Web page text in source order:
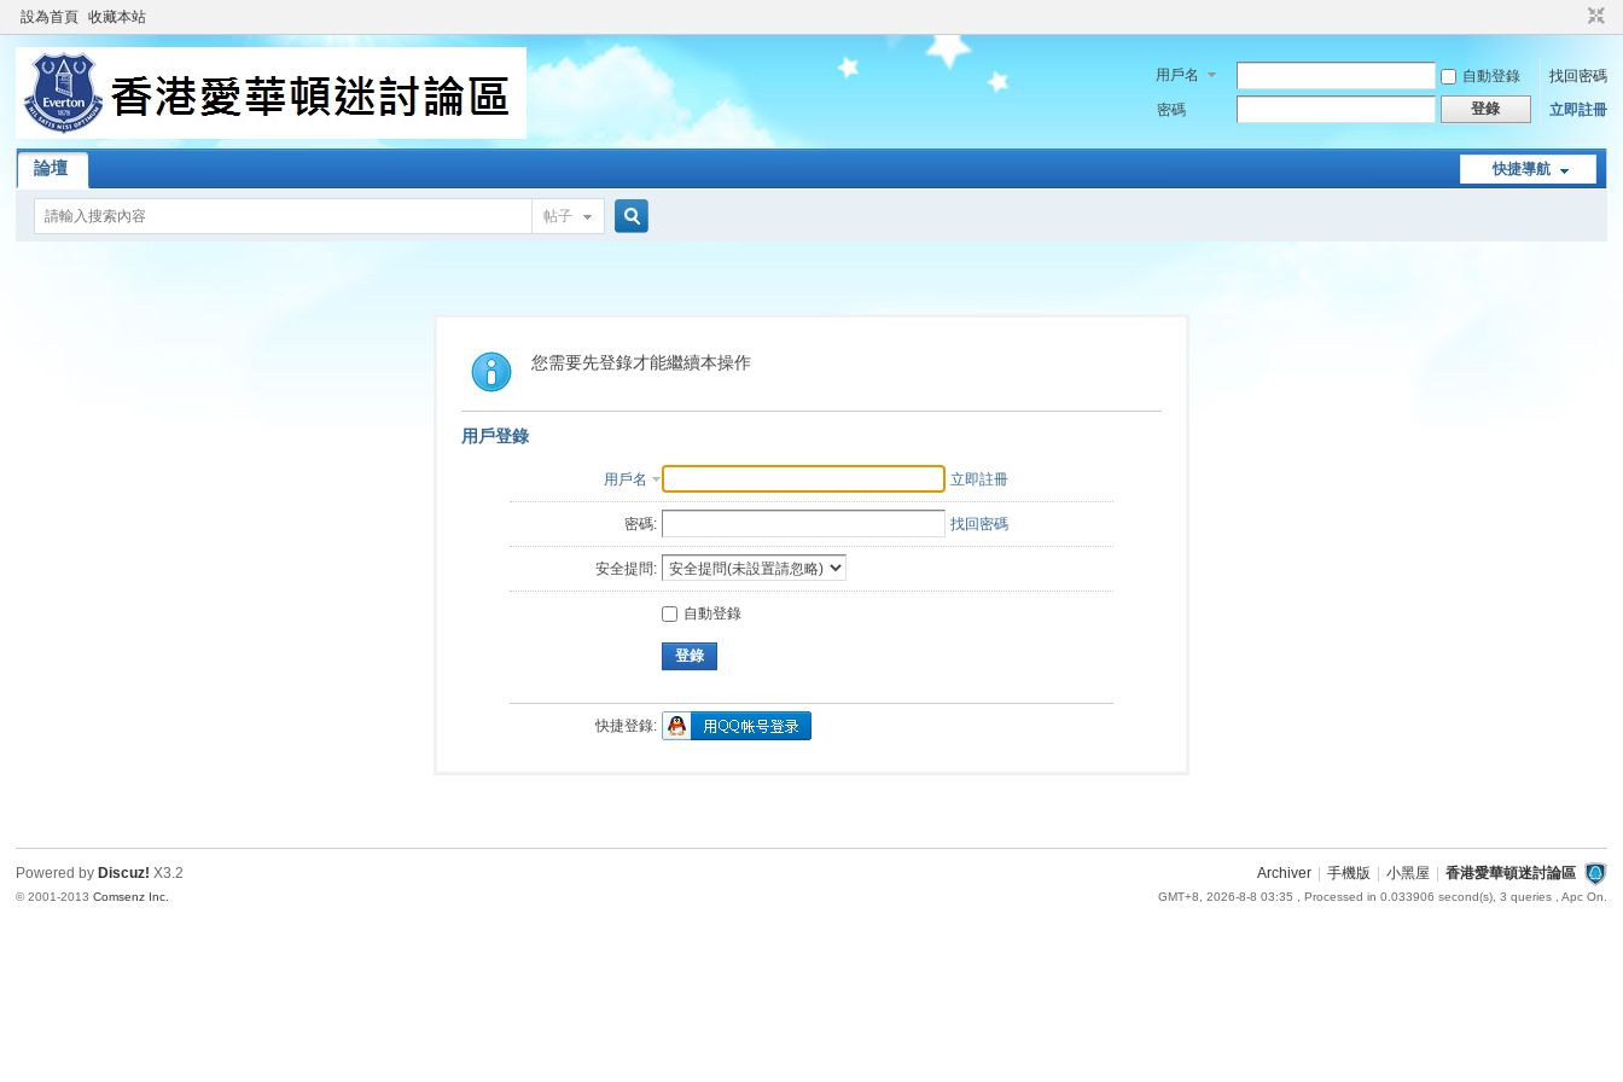
設為首頁 收藏本站
用戶名 自動登錄
找回密碼
密碼
登錄 立即註冊
快捷導航
論壇
帖子
索
您需要先登錄才能繼續本操作
用戶登錄
用戶名 立即註冊
密碼: 找回密碼
安全提問:
自動登錄
登錄
快捷登錄:
Archiver 手機版 小黑屋 香港愛華頓迷討論區
GMT+8, 2026-8-8 03:35 , Processed in 0.033906 second(s), 3 queries , Apc On.
Powered by Discuz! X3.2
© 2001-2013Comsenz Inc.